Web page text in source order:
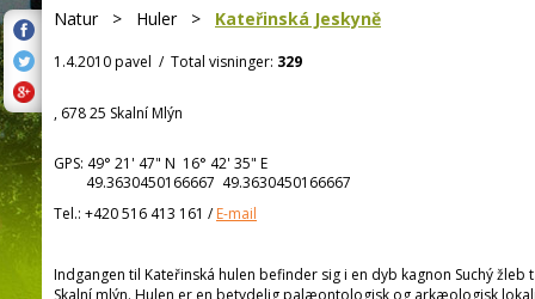
Natur> Huler> Kateřinská Jeskyně
1.4.2010 pavel / Total visninger: 329
, 678 25 Skalní Mlýn
GPS: 49° 21' 47" N 16° 42' 35" E
49.3630450166667 49.3630450166667
Tel.: +420 516 413 161 /E-mail
Indgangen til Kateřinská hulen befinder sig i en dyb kagnon Suchý
Skalní mlýn. Hulen er en betydelig palæontologisk og arkæologisk